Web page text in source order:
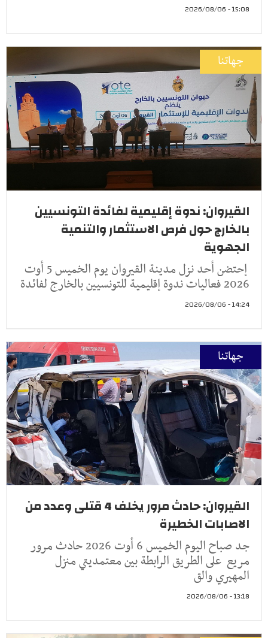
15:08 - 2026/08/06
جهاتنا
القيروان: ندوة إقليمية لفائدة التونسيين
بالخارج حول فرص الاستثمار والتنمية
الجهوية
إحتضن أحد نزل مدينة القيروان يوم الخميس 5 أوت
2026 فعاليات ندوة إقليمية للتونسيين بالخارج لفائدة
14:24 - 2026/08/06
جهاتنا
القيروان: حادث مرور يخلف 4 قتلى وعدد من
الاصابات الخطيرة
جد صباح اليوم الخميس 6 أوت 2026 حادث مرور
مريع على الطريق الرابطة بين معتمديتي منزل
المهيري والق
13:18 - 2026/08/06